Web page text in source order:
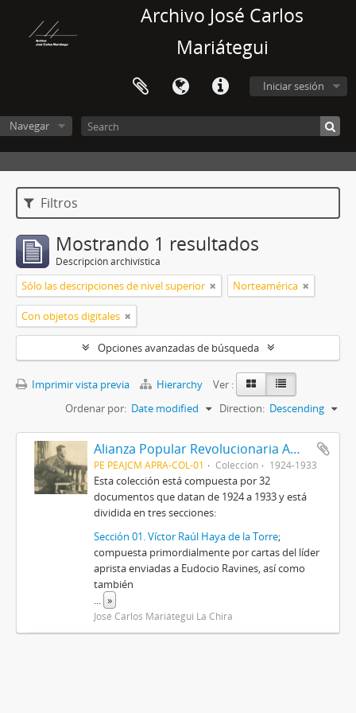
Archivo José Carlos
Mariátegui
Iniciar sesión
Navegar
Filtros
Mostrando 1 resultados
Descripción archivística
Sólo las descripciones de nivel superior Norteamérica
Con objetos digitales
Opciones avanzadas de búsqueda
Imprimir vista previa Hierarchy
Ver :
Ordenar por: Date modified Direction: Descending
Alianza Popular Revolucionaria Americana-APRA (Colección)
PE PEAJCM APRA-COL-01 Colección 1924-1933
Esta colección está compuesta por 32
documentos que datan de 1924 a 1933 y está
dividida en tres secciones:
Sección 01. Víctor Raúl Haya de la Torre;
compuesta primordialmente por cartas del líder
aprista enviadas a Eudocio Ravines, así como
también
... »
José Carlos Mariátegui La Chira